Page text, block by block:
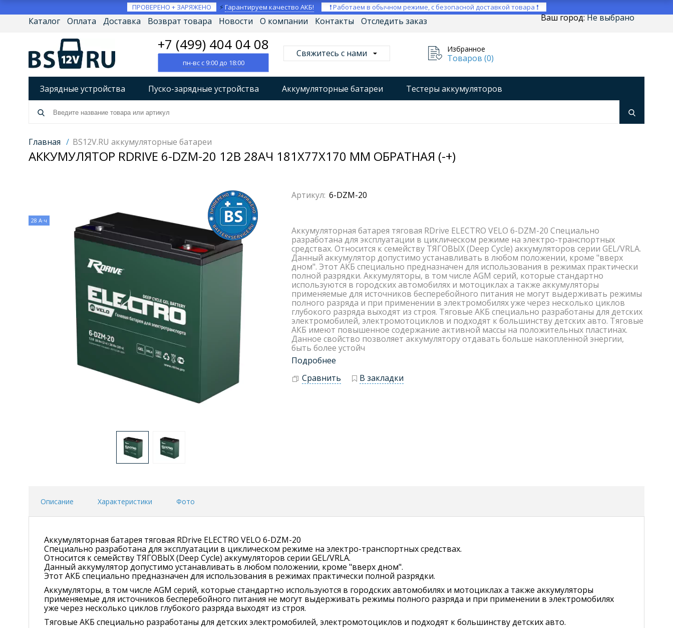
ПРОВЕРЕНО + ЗАРЯЖЕНО ⚡Гарантируем качество АКБ! ❗ Работаем в обычном режиме, с безопасной доставкой товара ❗
Ваш город:Не выбрано
Каталог Оплата Доставка Возврат товара Новости О компании Контакты Отследить заказ
+7 (499) 404 04 08
пн-вс с 9:00 до 18:00
Свяжитесь с нами Избранное
Товаров (0)
Зарядные устройства Пуско-зарядные устройства Аккумуляторные батареи Тестеры аккумуляторов
Разрядно-диагностические устройства
Источники бесперебойного питания (ИБП)
Товары по брендам
Главная / BS12V.RU аккумуляторные батареи
АККУМУЛЯТОР RDRIVE 6-DZM-20 12В 28АЧ 181X77X170 ММ ОБРАТНАЯ (-+)
28 А·ч
Артикул: 6-DZM-20
Аккумуляторная батарея тяговая RDrive ELECTRO VELO 6-DZM-20 Специально
разработана для эксплуатации в циклическом режиме на электро-транспортных
средствах. Относится к семейству ТЯГОВЫХ (Deep Cycle) аккумуляторов серии GEL/VRLA.
Данный аккумулятор допустимо устанавливать в любом положении, кроме "вверх
дном". Этот АКБ специально предназначен для использования в режимах практически
полной разрядки. Аккумуляторы, в том числе AGM серий, которые стандартно
используются в городских автомобилях и мотоциклах а также аккумуляторы
применяемые для источников бесперебойного питания не могут выдерживать режимы
полного разряда и при применении в электромобилях уже через несколько циклов
глубокого разряда выходят из строя. Тяговые АКБ специально разработаны для детских
электромобилей, электромотоциклов и подходят к большинству детских авто. Тяговые
АКБ имеют повышенное содержание активной массы на положительных пластинах.
Данное свойство позволяет аккумулятору отдавать больше накопленной энергии,
быть более устойч
Подробнее
Сравнить
В закладки
Описание Характеристики Фото
Аккумуляторная батарея тяговая RDrive ELECTRO VELO 6-DZM-20
Специально разработана для эксплуатации в циклическом режиме на электро-транспортных средствах.
Относится к семейству ТЯГОВЫХ (Deep Cycle) аккумуляторов серии GEL/VRLA.
Данный аккумулятор допустимо устанавливать в любом положении, кроме "вверх дном".
Этот АКБ специально предназначен для использования в режимах практически полной разрядки.
Аккумуляторы, в том числе AGM серий, которые стандартно используются в городских автомобилях и мотоциклах а также аккумуляторы
применяемые для источников бесперебойного питания не могут выдерживать режимы полного разряда и при применении в электромобилях
уже через несколько циклов глубокого разряда выходят из строя.
Тяговые АКБ специально разработаны для детских электромобилей, электромотоциклов и подходят к большинству детских авто.